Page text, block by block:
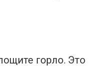
горло. Это